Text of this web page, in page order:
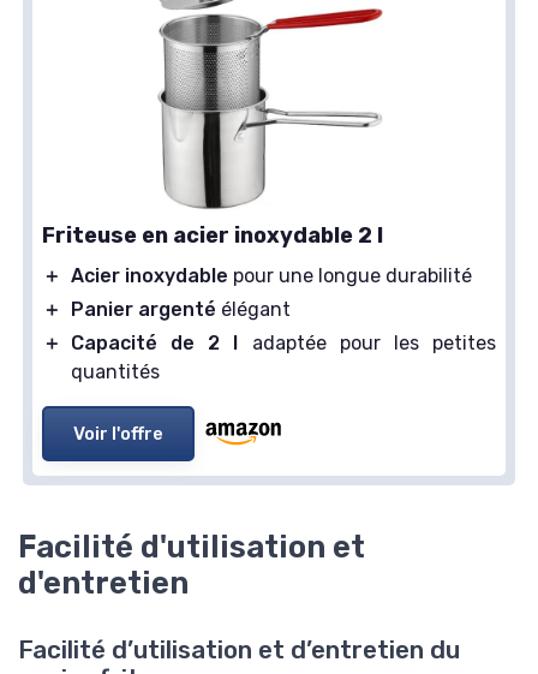
Friteuse en acier inoxydable 2 l
＋ Acier inoxydable pour une longue durabilité
＋
Panier argenté élégant
＋
Capacité de 2 l adaptée pour les petites
quantités
Voir l'offre
Facilité d'utilisation et
d'entretien
Facilité d’utilisation et d’entretien du